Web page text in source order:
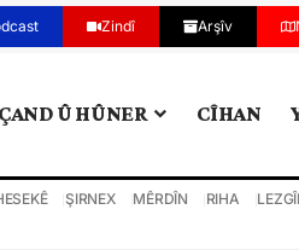
Zindî Arşîv
ÇAND Û HÛNER CÎHAN
ŞIRNEX MÊRDÎN RIHA